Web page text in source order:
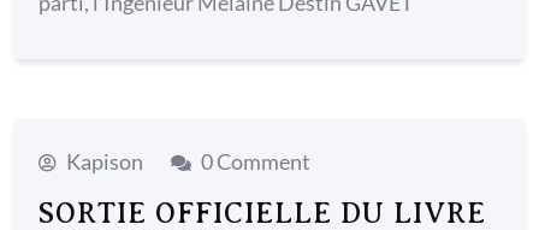
Kapison 0 Comment
SORTIE OFFICIELLE DU LIVRE